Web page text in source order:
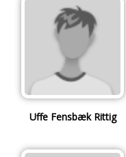
Uffe Fensbæk Rittig